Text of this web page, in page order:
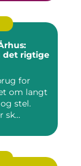
det rigtige
for
om langt
stel.
sk...